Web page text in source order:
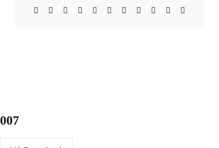
Facebook Reddit LinkedInWhatsAppTelegram
TumblrPinterest Xing
007